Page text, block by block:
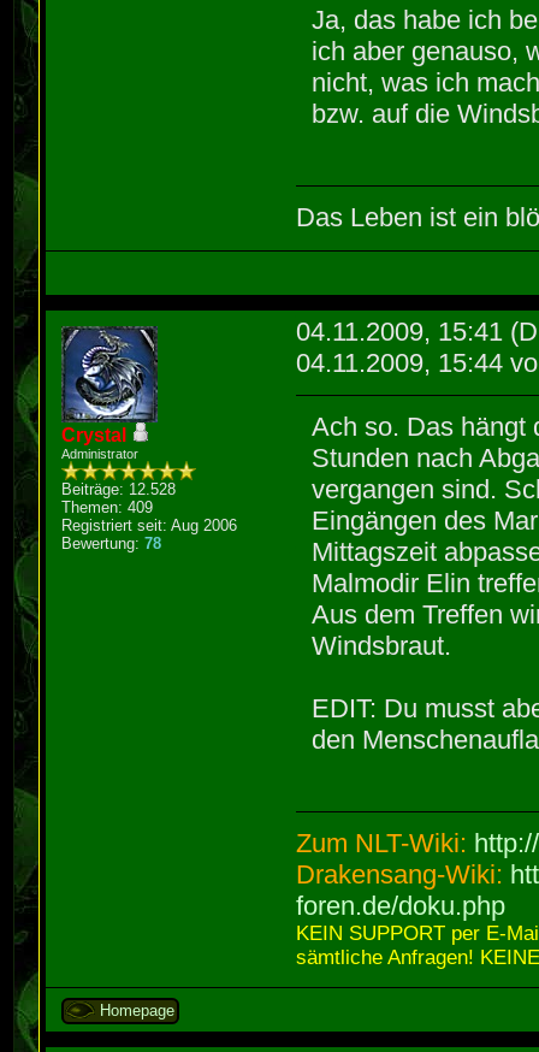
Ja, das habe ich
ich aber genauso,
nicht, was ich
bzw. auf die
Das Leben ist ein
Crystal
Administrator
Beiträge: 12.528
Themen: 409
Registriert seit: Aug 2006
Bewertung:78
04.11.2009, 15:41
04.11.2009, 15:44
Ach so. Das hängt
Stunden nach
vergangen sind.
Eingängen des
Mittagszeit
Malmodir Elin
Aus dem Treffen
Windsbraut.
EDIT: Du musst
den
Zum NLT-Wiki:
Drakensang-Wiki:
foren.de/doku.php
KEIN SUPPORT per E-
sämtliche Anfragen!
Homepage